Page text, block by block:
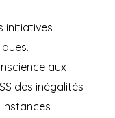
initiatives
aux
des inégalités